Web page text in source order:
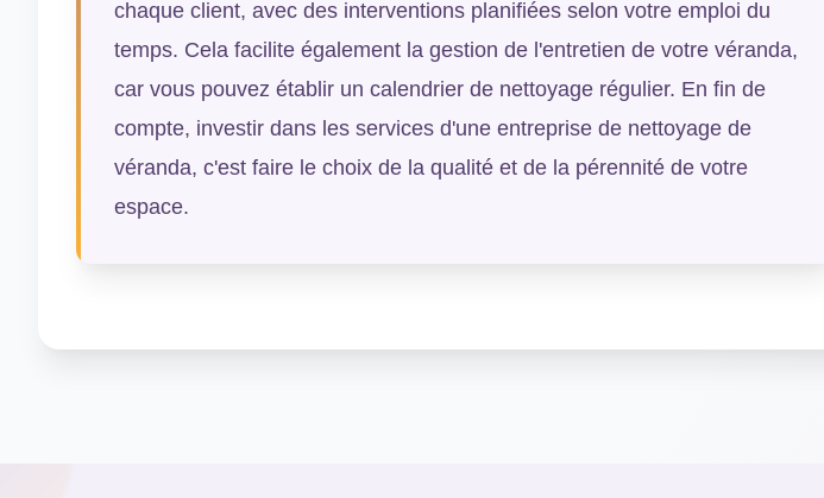
chaque client, avec des interventions planifiées selon votre emploi du
temps. Cela facilite également la gestion de l'entretien de votre véranda,
car vous pouvez établir un calendrier de nettoyage régulier. En fin de
compte, investir dans les services d'une entreprise de nettoyage de
véranda, c'est faire le choix de la qualité et de la pérennité de votre
espace.